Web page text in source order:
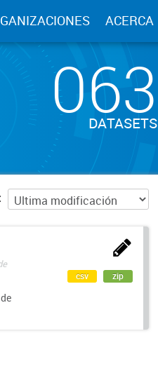
ACERCA
063
DATASETS
csv zip